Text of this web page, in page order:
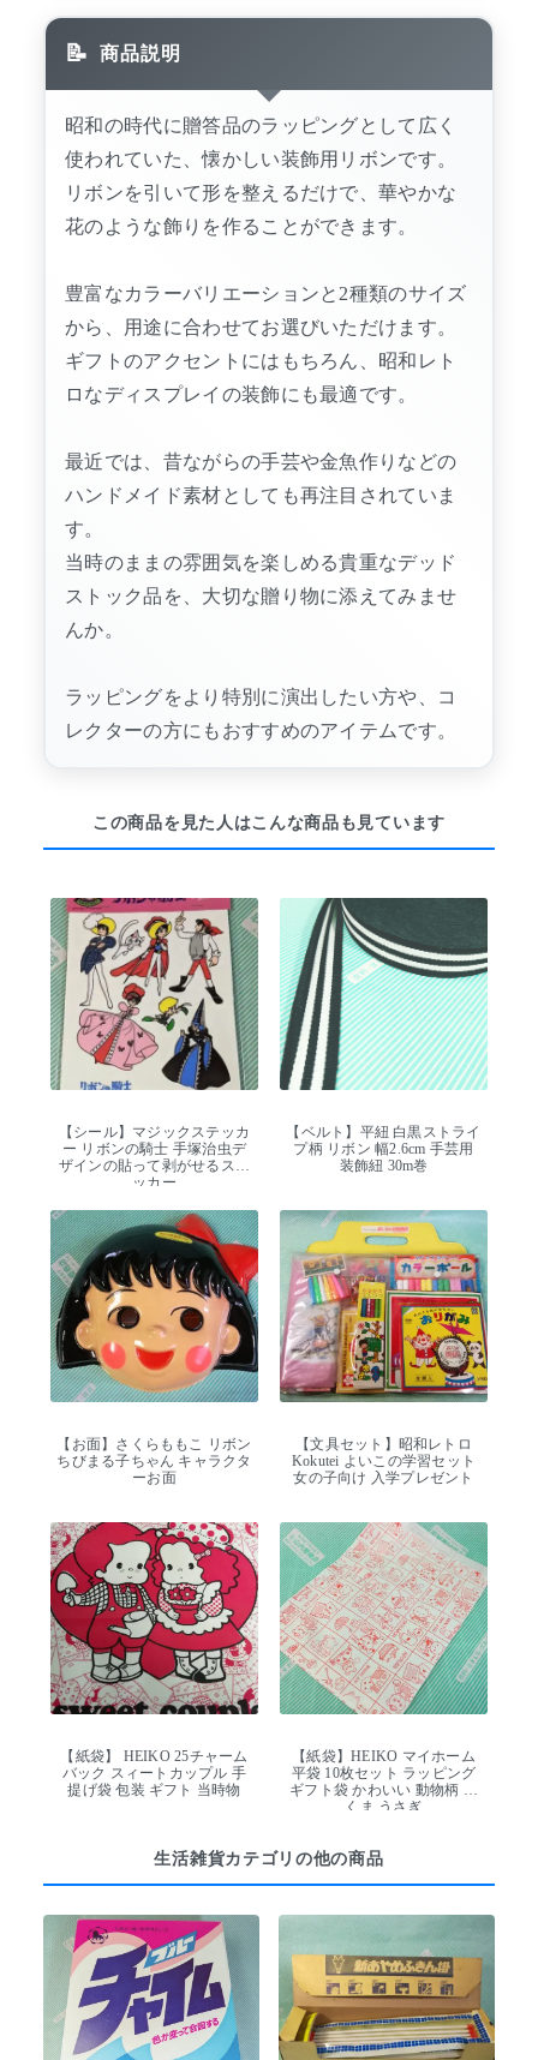
商品説明
昭和の時代に贈答品のラッピングとして広く
使われていた、懐かしい装飾用リボンです。
リボンを引いて形を整えるだけで、華やかな
花のような飾りを作ることができます。
豊富なカラーバリエーションと2種類のサイズ
から、用途に合わせてお選びいただけます。
ギフトのアクセントにはもちろん、昭和レト
ロなディスプレイの装飾にも最適です。
最近では、昔ながらの手芸や金魚作りなどの
ハンドメイド素材としても再注目されていま
す。
当時のままの雰囲気を楽しめる貴重なデッド
ストック品を、大切な贈り物に添えてみませ
んか。
ラッピングをより特別に演出したい方や、コ
レクターの方にもおすすめのアイテムです。
この商品を見た人はこんな商品も見ています
【シール】マジックステッカ
ー リボンの騎士 手塚治虫デ
ザインの貼って剥がせるステ
ッカー
【ベルト】平紐 白黒ストライ
プ柄 リボン 幅2.6cm 手芸用
装飾紐 30m巻
【お面】さくらももこ リボン
ちびまる子ちゃん キャラクタ
ーお面
【文具セット】昭和レトロ
Kokutei よいこの学習セット
女の子向け 入学プレゼント
【紙袋】 HEIKO 25チャーム
バック スィートカップル 手
提げ袋 包装 ギフト 当時物
【紙袋】HEIKO マイホーム
平袋 10枚セット ラッピング
ギフト袋 かわいい 動物柄 猫
くま うさぎ
生活雑貨カテゴリの他の商品